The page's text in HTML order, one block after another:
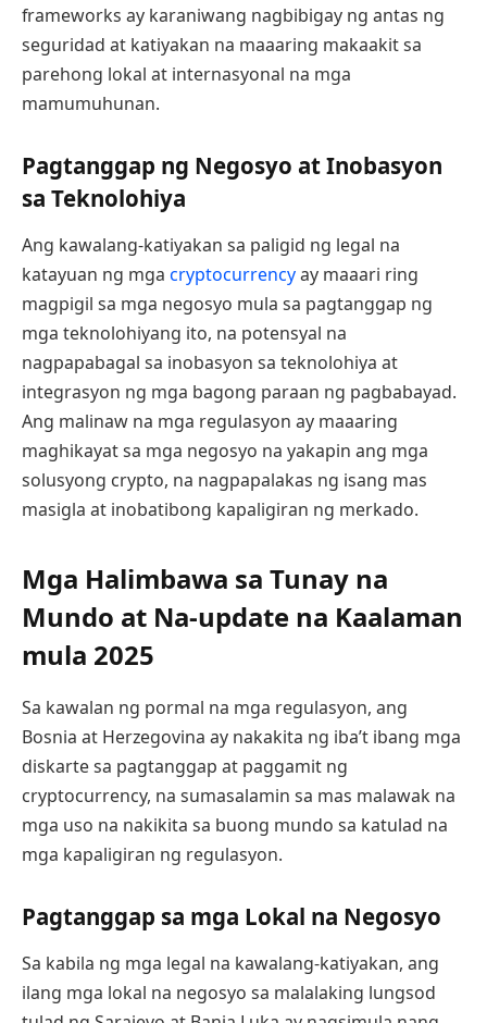
frameworks ay karaniwang nagbibigay ng antas ng
seguridad at katiyakan na maaaring makaakit sa
parehong lokal at internasyonal na mga
mamumuhunan.
Pagtanggap ng Negosyo at Inobasyon
sa Teknolohiya
Ang kawalang-katiyakan sa paligid ng legal na
katayuan ng mga cryptocurrencyay maaari ring
magpigil sa mga negosyo mula sa pagtanggap ng
mga teknolohiyang ito, na potensyal na
nagpapabagal sa inobasyon sa teknolohiya at
integrasyon ng mga bagong paraan ng pagbabayad.
Ang malinaw na mga regulasyon ay maaaring
maghikayat sa mga negosyo na yakapin ang mga
solusyong crypto, na nagpapalakas ng isang mas
masigla at inobatibong kapaligiran ng merkado.
Mga Halimbawa sa Tunay na
Mundo at Na-update na Kaalaman
mula 2025
Sa kawalan ng pormal na mga regulasyon, ang
Bosnia at Herzegovina ay nakakita ng iba’t ibang mga
diskarte sa pagtanggap at paggamit ng
cryptocurrency, na sumasalamin sa mas malawak na
mga uso na nakikita sa buong mundo sa katulad na
mga kapaligiran ng regulasyon.
Pagtanggap sa mga Lokal na Negosyo
Sa kabila ng mga legal na kawalang-katiyakan, ang
ilang mga lokal na negosyo sa malalaking lungsod